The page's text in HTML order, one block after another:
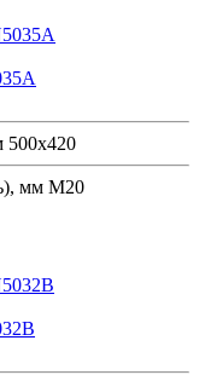
500х420
мм М20